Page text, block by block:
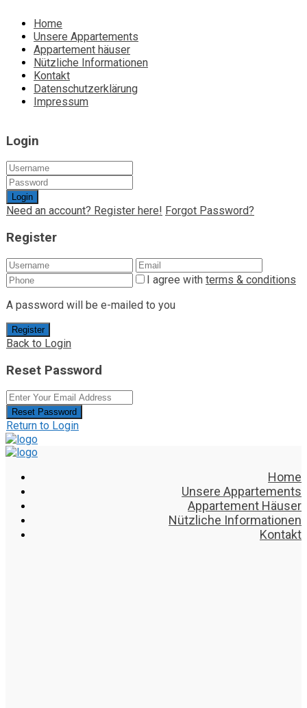
Home
Unsere Appartements
Appartement häuser
Nützliche Informationen
Kontakt
Datenschutzerklärung
Impressum
Login
Login
Need an account? Register here! Forgot Password?
Register
I agree with terms & conditions
A password will be e-mailed to you
Register
Back to Login
Reset Password
Reset Password
Return to Login
Home
Unsere Appartements
Appartement Häuser
Nützliche Informationen
Kontakt